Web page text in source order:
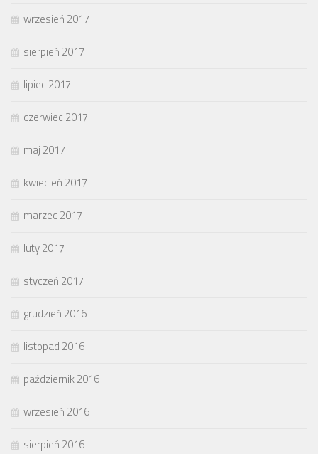
wrzesień 2017
sierpień 2017
lipiec 2017
czerwiec 2017
maj 2017
kwiecień 2017
marzec 2017
luty 2017
styczeń 2017
grudzień 2016
listopad 2016
październik 2016
wrzesień 2016
sierpień 2016